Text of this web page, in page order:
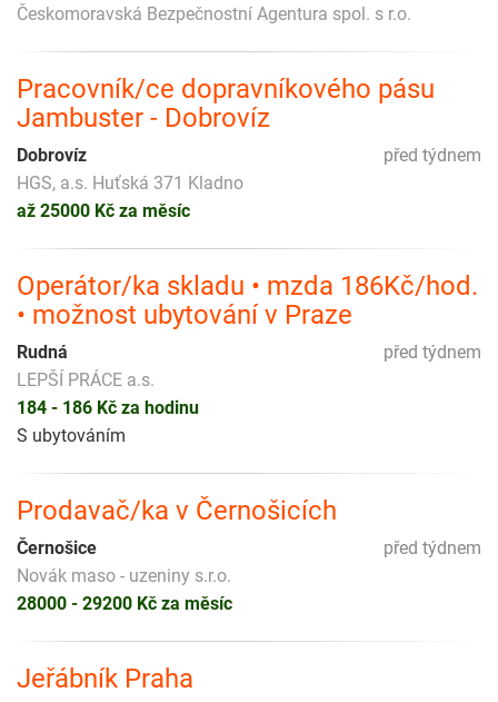
Českomoravská Bezpečnostní Agentura spol. s r.o.
Pracovník/ce dopravníkového pásu
Jambuster - Dobrovíz
před týdnem
Dobrovíz
HGS, a.s. Huťská 371 Kladno
až 25000 Kč za měsíc
Operátor/ka skladu • mzda 186Kč/hod.
• možnost ubytování v Praze
před týdnem
Rudná
LEPŠÍ PRÁCE a.s.
184 - 186 Kč za hodinu
S ubytováním
Prodavač/ka v Černošicích
před týdnem
Černošice
Novák maso - uzeniny s.r.o.
28000 - 29200 Kč za měsíc
Jeřábník Praha